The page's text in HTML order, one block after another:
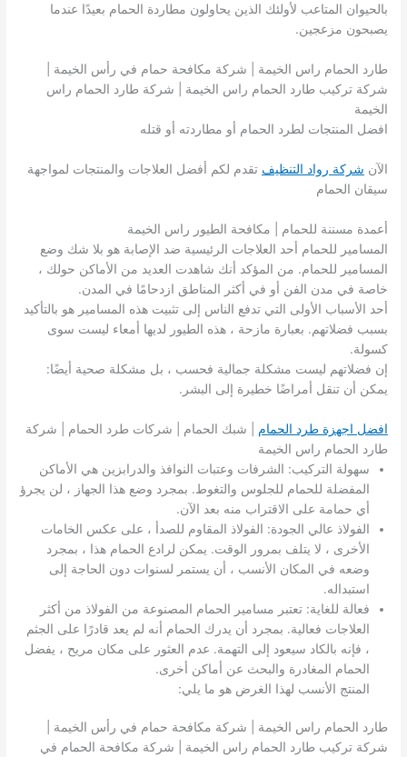
بالحيوان المتاعب لأولئك الذين يحاولون مطاردة الحمام بعيدًا عندما
يصبحون مزعجين.
طارد الحمام راس الخيمة | شركة مكافحة حمام في رأس الخيمة |
شركة تركيب طارد الحمام راس الخيمة | شركة طارد الحمام راس
الخيمة
افضل المنتجات لطرد الحمام أو مطاردته أو قتله
الآن شركة رواد التنظيف تقدم لكم أفضل العلاجات والمنتجات لمواجهة
سيقان الحمام
أعمدة مسننة للحمام | مكافحة الطيور راس الخيمة
المسامير للحمام أحد العلاجات الرئيسية ضد الإصابة هو بلا شك وضع
المسامير للحمام. من المؤكد أنك شاهدت العديد من الأماكن حولك ،
خاصة في مدن الفن أو في أكثر المناطق ازدحامًا في المدن.
أحد الأسباب الأولى التي تدفع الناس إلى تثبيت هذه المسامير هو بالتأكيد
بسبب فضلاتهم. بعبارة مازحة ، هذه الطيور لديها أمعاء ليست سوى
كسولة.
إن فضلاتهم ليست مشكلة جمالية فحسب ، بل مشكلة صحية أيضًا:
يمكن أن تنقل أمراضًا خطيرة إلى البشر.
افضل اجهزة طرد الحمام | شبك الحمام | شركات طرد الحمام | شركة
طارد الحمام راس الخيمة
سهولة التركيب: الشرفات وعتبات النوافذ والدرابزين هي الأماكن
المفضلة للحمام للجلوس والتغوط. بمجرد وضع هذا الجهاز ، لن يجرؤ
أي حمامة على الاقتراب منه بعد الآن.
الفولاذ عالي الجودة: الفولاذ المقاوم للصدأ ، على عكس الخامات
الأخرى ، لا يتلف بمرور الوقت. يمكن لرادع الحمام هذا ، بمجرد
وضعه في المكان الأنسب ، أن يستمر لسنوات دون الحاجة إلى
استبداله.
فعالة للغاية: تعتبر مسامير الحمام المصنوعة من الفولاذ من أكثر
العلاجات فعالية. بمجرد أن يدرك الحمام أنه لم يعد قادرًا على الجثم
، فإنه بالكاد سيعود إلى التهمة. عدم العثور على مكان مريح ، يفضل
الحمام المغادرة والبحث عن أماكن أخرى.
المنتج الأنسب لهذا الغرض هو ما يلي:
طارد الحمام راس الخيمة | شركة مكافحة حمام في رأس الخيمة |
شركة تركيب طارد الحمام راس الخيمة | شركة مكافحة الحمام في